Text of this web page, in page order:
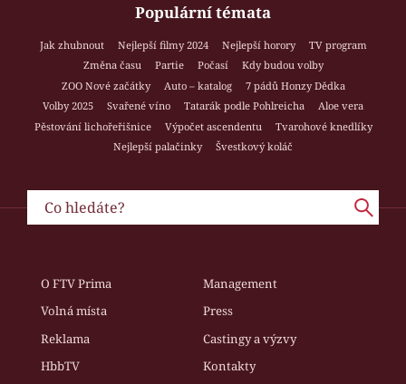
Populární témata
Jak zhubnout Nejlepší filmy 2024 Nejlepší horory
TV program
Změna času
Partie Počasí
Kdy budou volby
ZOO Nové začátky
Auto – katalog
7 pádů Honzy Dědka
Volby 2025
Svařené víno Tatarák podle Pohlreicha
Aloe vera
Pěstování lichořeřišnice
Výpočet ascendentu
Tvarohové knedlíky
Nejlepší palačinky
Švestkový koláč
O FTV Prima
Management
Volná místa
Press
Reklama
Castingy a výzvy
HbbTV
Kontakty